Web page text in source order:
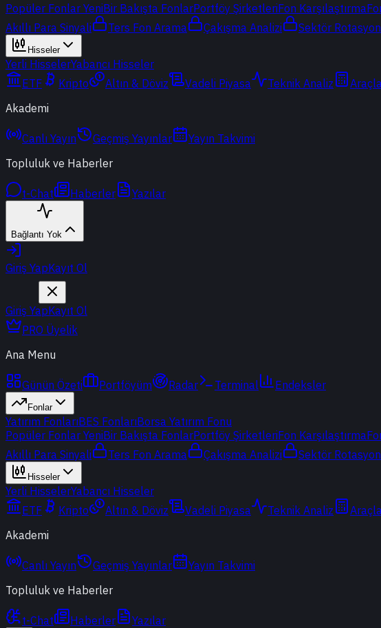
Popüler Fonlar YeniBir Bakışta FonlarPortföy ŞirketleriFon Karşılaştırma
Akıllı Para Sinyali
Ters Fon Arama Çakışma Analizi Sektör
Hisseler
Yerli HisselerYabancı Hisseler
ETF
Kripto Altın & Döviz Vadeli Piyasa Teknik Analiz
Akademi
Canlı Yayın Geçmiş Yayınlar
Yayın Takvimi
Topluluk ve Haberler
t-Chat Haberler Yazılar
Bağlantı Yok
Giriş YapKayıt Ol
Giriş YapKayıt Ol
PRO Üyelik
Ana Menu
Günün Özeti Portföyüm Radar Terminal Endeksler
Fonlar
Yatırım FonlarıBES FonlarıBorsa Yatırım Fonu
Popüler Fonlar YeniBir Bakışta FonlarPortföy ŞirketleriFon Karşılaştırma
Akıllı Para Sinyali
Ters Fon Arama Çakışma Analizi Sektör
Hisseler
Yerli HisselerYabancı Hisseler
ETF
Kripto Altın & Döviz Vadeli Piyasa Teknik Analiz
Akademi
Canlı Yayın Geçmiş Yayınlar
Yayın Takvimi
Topluluk ve Haberler
t-Chat Haberler Yazılar